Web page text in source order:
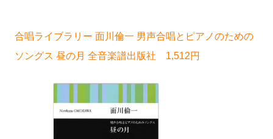
合唱ライブラリー 面川倫一 男声合唱とピアノのための
ソングス 昼の月 全音楽譜出版社 1,512円